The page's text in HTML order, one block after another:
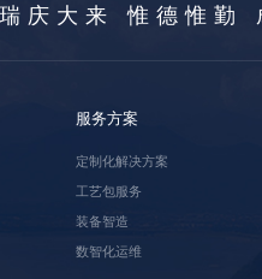
庆大来 惟德惟勤
服务方案
定制化解决方案
工艺包服务
装备智造
数智化运维